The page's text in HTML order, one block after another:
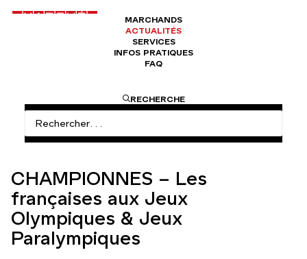
MARCHANDS
ACTUALITÉS
SERVICES
INFOS PRATIQUES
FAQ
RECHERCHE
SÉANCE DE DÉDICACE : « CHAMPIONNES » PAR
MARIE LOPEZ-VIVANCO
CHAMPIONNES – Les
françaises aux Jeux
Olympiques & Jeux
Paralympiques